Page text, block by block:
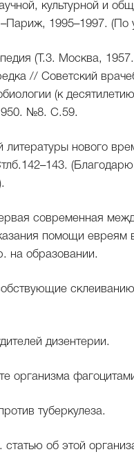
культурной и
1995–1997. (По
(Т.3. Москва,
// Советский
(к
№8. С.59.
литературы нового
современная
помощи евреям
на образовании.
дизентерии.
организма
туберкулеза.
об этой